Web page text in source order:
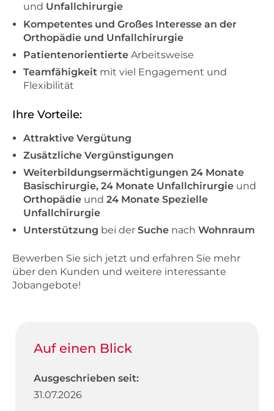
und Unfallchirurgie
Kompetentes und Großes Interesse an der
Orthopädie und Unfallchirurgie
Patientenorientierte Arbeitsweise
Teamfähigkeit mit viel Engagement und
Flexibilität
Ihre Vorteile:
Attraktive Vergütung
Zusätzliche Vergünstigungen
Weiterbildungsermächtigungen 24 Monate
Basischirurgie, 24 Monate Unfallchirurgie und
Orthopädie und 24 Monate Spezielle
Unfallchirurgie
Unterstützung bei der Suche nach Wohnraum
Bewerben Sie sich jetzt und erfahren Sie mehr
über den Kunden und weitere interessante
Jobangebote!
Auf einen Blick
Ausgeschrieben seit:
31.07.2026